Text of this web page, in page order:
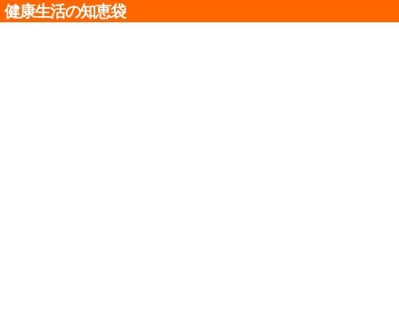
健康生活の知恵袋